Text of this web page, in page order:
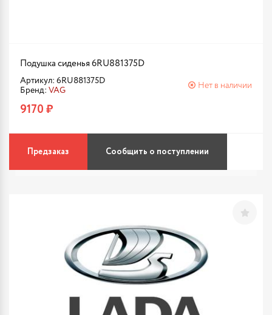
Подушка сиденья 6RU881375D
Артикул: 6RU881375D
Бренд: VAG
Нет в наличии
9170 ₽
Предзаказ Сообщить о поступлении